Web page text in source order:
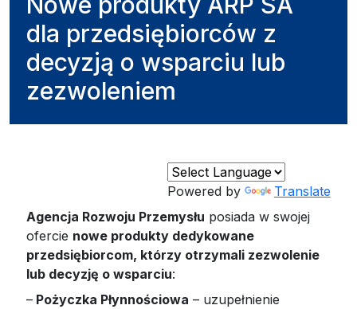
dla przedsiębiorców z
decyzją o wsparciu lub
zezwoleniem
Powered by
Translate
Agencja Rozwoju Przemysłu posiada w swojej
ofercie nowe produkty dedykowane
przedsiębiorcom, którzy otrzymali zezwolenie
lub decyzję o wsparciu:
– Pożyczka Płynnościowa – uzupełnienie